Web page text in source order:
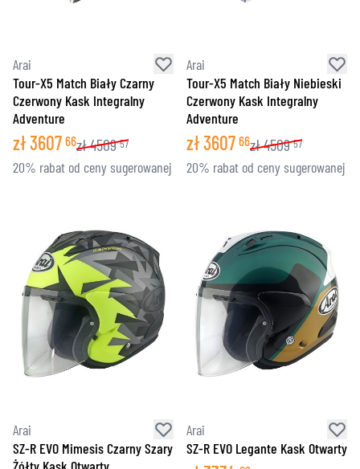
Arai
Tour-X5 Match Biały Czarny
Czerwony Kask Integralny
Adventure
zł3607 66zł4509 57
20% rabat od ceny sugerowanej
Arai
Tour-X5 Match Biały Niebieski
Czerwony Kask Integralny
Adventure
zł3607 66zł4509 57
20% rabat od ceny sugerowanej
Arai
SZ-R EVO Mimesis Czarny Szary
Arai
SZ-R EVO Legante Kask Otwarty